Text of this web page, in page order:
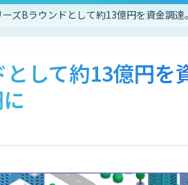
ズBラウンドとして約13億円を資金調
して約13億円を